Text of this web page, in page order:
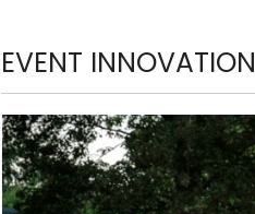
EVENT INNOVATION